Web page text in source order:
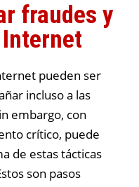
fraudes y
pueden ser
incluso a las
embargo, con
crítico, puede
de estas tácticas
son pasos